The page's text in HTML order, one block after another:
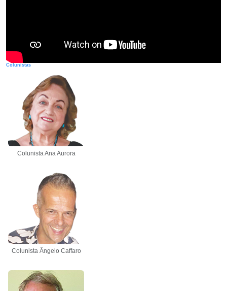
Colunistas
Colunista Ana Aurora
Colunista Ângelo Caffaro